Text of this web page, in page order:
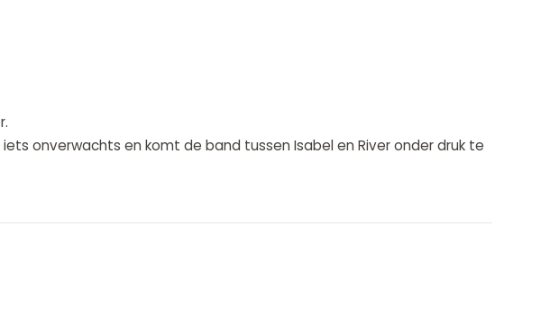
onverwachts en komt de band tussen Isabel en River onder druk te